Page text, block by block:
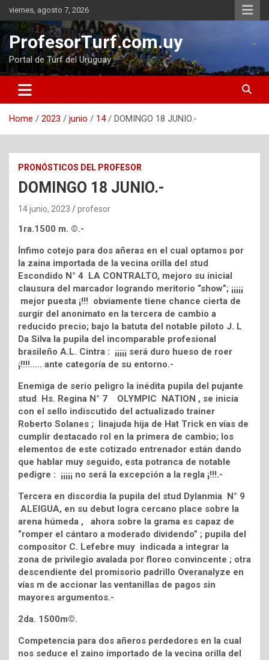
Skip
to
content
viernes, agosto 7, 2026
ProfesorTurf.com.uy
Portal de Turf del Uruguay
Home 2023 junio 14 DOMINGO 18 JUNIO.-
PRONÓSTICOS DEL PROFESOR
DOMINGO 18 JUNIO.-
14 junio, 2023 profesor
1ra.1500 m. ©.-
Ínfimo cotejo para dos añeras en el cual optamos por
la zaina importada de la vecina orilla del stud
Escondido N° 4 LA CONTRALTO, mejoro su inicial
clausura del marcador logrando meritorio “show”; ¡¡¡¡¡
mejor puesta ¡!!! obviamente tiene chance cierta de
surgir del anonimato en la tercera de cambio a
reducido precio; bajo la batuta del notable piloto J. L
Da Silva la pupila del incomparable profesional
brasileño A.L. Cintra : ¡¡¡¡¡ será duro hueso de roer
¡!!!!….. ante categoría de su entorno.-
Enemiga de serio peligro la inédita pupila del pujante
stud Hs. Regina N° 7 OLYMPIC NATION , se inicia
con el sello indiscutido del actualizado trainer
Roberto Solanes ; linajuda hija de Hat Trick en vías de
cumplir destacado rol en la primera de cambio; los
elementos de este cotizado entrenador están dando
que hablar muy seguido, esta potranca de notable
pedigre : ¡¡¡¡¡ no será la excepción a la regla ¡!!!.-
Tercera en discordia la pupila del stud Dylanmia N° 9
ALEIGUA, en su debut logra cercano place sobre la
arena húmeda , ahora sobre la grama es capaz de
“romper el cántaro a moderado dividendo” ; pupila del
compositor C. Lefebre muy indicada a integrar la
zona de privilegio avalada por floreo convincente ; otra
descendiente del promisorio padrillo Overanalyze en
vías m de accionar las ventanillas de pagos sin
mayores argumentos.-
2da. 1500m©.
Competencia para dos añeros perdedores en la cual
nos seduce el zaino importado de la vecina orilla del